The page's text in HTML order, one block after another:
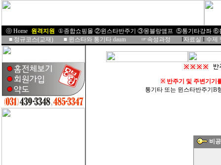
ⓞ Home 원격지원 ①종합쇼핑몰 ②윈스타반주기 ③몽블랑앰프 ⑤통기타강좌 ⑥
■ 정규코스(교재) ■ 윈스타와 통기타 daum ☞속성과정 I자료실 I 수제
※ 반주기 및 주변기기
통기타 또는 윈스타반주기B
비